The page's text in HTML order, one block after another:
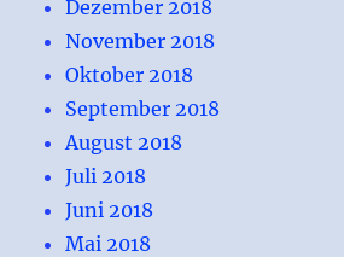
Dezember 2018
November 2018
Oktober 2018
September 2018
August 2018
Juli 2018
Juni 2018
Mai 2018